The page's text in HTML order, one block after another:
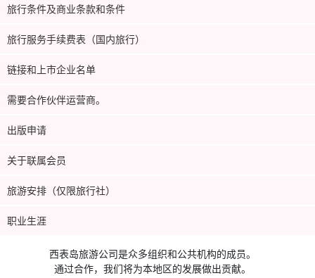
旅行条件及商业条款和条件
旅行服务手续费表（国内旅行）
链接和上市企业名单
需要合作伙伴运营商。
出版申请
关于联属会员
旅游安排（仅限旅行社）
职业生涯
西表岛旅游公司是众多组织和公共机构的成员。
通过合作，我们将为本地区的发展做出贡献。